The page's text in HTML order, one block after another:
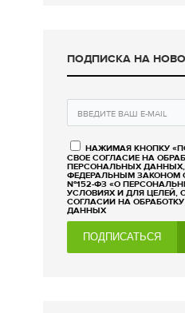
ПОДПИСКА НА
НАЖИМАЯ КНОПКУ
СВОЕ СОГЛАСИЕ НА
ПЕРСОНАЛЬНЫХ ДАННЫХ,
ФЕДЕРАЛЬНЫМ ЗАКОНОМ
№152-ФЗ «О
УСЛОВИЯХ И ДЛЯ ЦЕЛЕЙ,
СОГЛАСИИ НА
ДАННЫХ
ПОДПИСАТЬСЯ